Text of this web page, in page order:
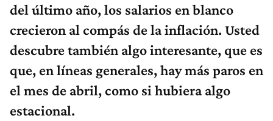
del último año, los salarios en blanco
crecieron al compás de la inflación. Usted
descubre también algo interesante, que es
que, en líneas generales, hay más paros en
el mes de abril, como si hubiera algo
estacional.